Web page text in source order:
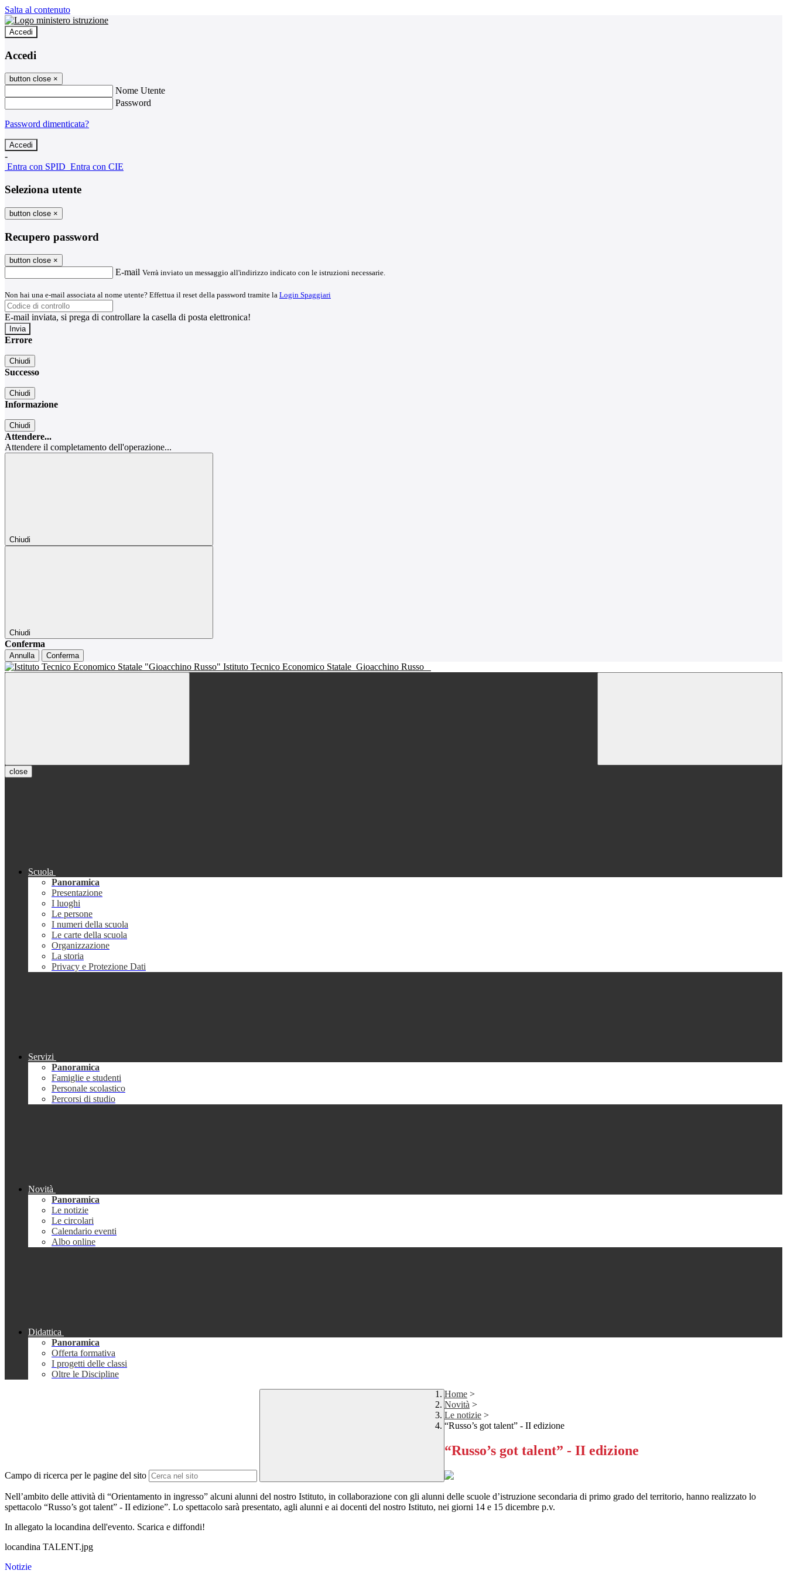
Salta al contenuto
Accedi
Accedi
button close ×
Nome Utente
Password
Password dimenticata?
-
Entra con SPID Entra con CIE
Seleziona utente
button close ×
Recupero password
button close ×
E-mail Verrà inviato un messaggio all'indirizzo indicato con le istruzioni necessarie.
Non hai una e-mail associata al nome utente? Effettua il reset della password tramite la Login Spaggiari
E-mail inviata, si prega di controllare la casella di posta elettronica!
Errore
Chiudi
Successo
Chiudi
Informazione
Chiudi
Attendere...
Attendere il completamento dell'operazione...
Chiudi
Chiudi
Conferma
Annulla Conferma
Istituto Tecnico Economico Statale Gioacchino Russo
close
Scuola
Panoramica
Presentazione
I luoghi
Le persone
I numeri della scuola
Le carte della scuola
Organizzazione
La storia
Privacy e Protezione Dati
Servizi
Panoramica
Famiglie e studenti
Personale scolastico
Percorsi di studio
Novità
Panoramica
Le notizie
Le circolari
Calendario eventi
Albo online
Didattica
Panoramica
Offerta formativa
I progetti delle classi
Oltre le Discipline
Campo di ricerca per le pagine del sito
Home >
Novità >
Le notizie >
“Russo’s got talent” - II edizione
“Russo’s got talent” - II edizione
Nell’ambito delle attività di “Orientamento in ingresso” alcuni alunni del nostro Istituto, in collaborazione con gli alunni delle scuole d’istruzione secondaria di primo grado del territorio, hanno realizzato lo
spettacolo “Russo’s got talent” - II edizione”. Lo spettacolo sarà presentato, agli alunni e ai docenti del nostro Istituto, nei giorni 14 e 15 dicembre p.v.
In allegato la locandina dell'evento. Scarica e diffondi!
locandina TALENT.jpg
Notizie